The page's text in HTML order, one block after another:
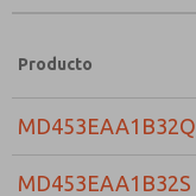
Producto
MD453EAA1B32Q
MD453EAA1B32S